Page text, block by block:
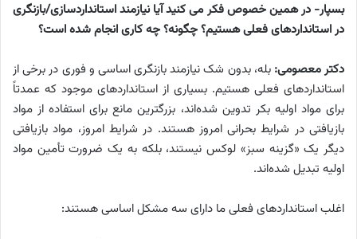
بسپار- در همین خصوص فکر می کنید آیا نیازمند استانداردسازی/بازنگری
در استانداردهای فعلی هستیم؟ چگونه؟ چه کاری انجام شده است؟
دکتر معصومی: بله، بدون شک نیازمند بازنگری اساسی و فوری در برخی از
استانداردهای فعلی هستیم. بسیاری از استانداردهای موجود که عمدتاً
برای مواد اولیه بکر تدوین شده‌اند، بزرگترین مانع برای استفاده از مواد
بازیافتی در شرایط بحرانی امروز هستند. در شرایط امروز، مواد بازیافتی
دیگر یک «گزینه سبز» لوکس نیستند، بلکه به یک ضرورت تأمین مواد
اولیه تبدیل شده‌اند.
اغلب استانداردهای فعلی ما دارای سه مشکل اساسی هستند: